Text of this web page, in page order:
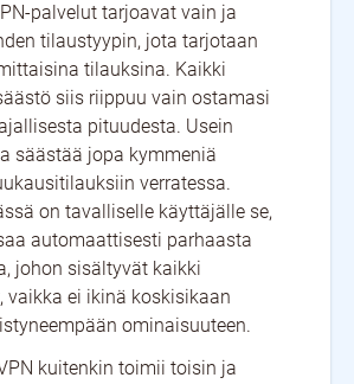
palvelut tarjoavat vain ja
tilaustyypin, jota tarjotaan
tilauksina. Kaikki
siis riippuu vain ostamasi
pituudesta. Usein
säästää jopa kymmeniä
verratessa.
on tavalliselle käyttäjälle se,
automaattisesti parhaasta
johon sisältyvät kaikki
vaikka ei ikinä koskisikaan
ominaisuuteen.
kuitenkin toimii toisin ja